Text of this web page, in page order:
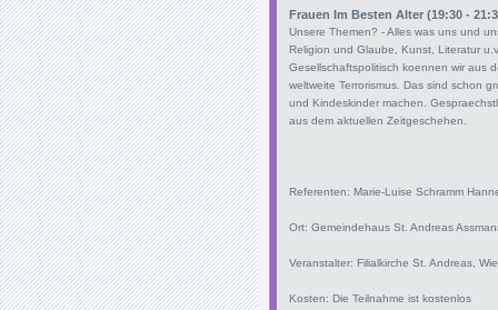
Frauen Im Besten Alter (19:30 -
Unsere Themen? - Alles was uns und
Religion und Glaube, Kunst, Literatur
Gesellschaftspolitisch koennen wir aus
weltweite Terrorismus. Das sind schon
und Kindeskinder machen.
aus dem aktuellen Zeitgeschehen.
Referenten: Marie-Luise Schramm
Ort: Gemeindehaus St. Andreas
Veranstalter: Filialkirche St. Andreas,
Kosten: Die Teilnahme ist kostenlos